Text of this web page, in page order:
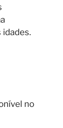
idades.
no